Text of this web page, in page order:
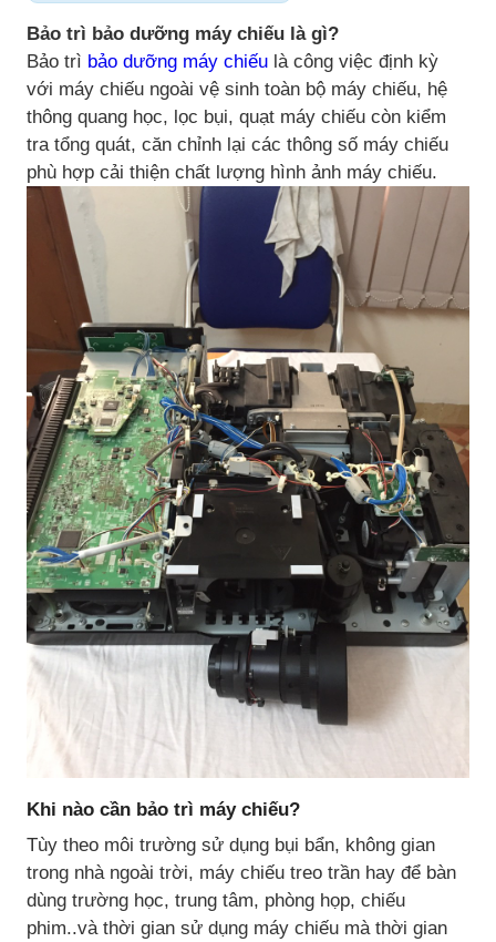
Bảo trì bảo dưỡng máy chiếu là gì?
Bảo trì bảo dưỡng máy chiếu là công việc định kỳ
với máy chiếu ngoài vệ sinh toàn bộ máy chiếu, hệ
thông quang học, lọc bụi, quạt máy chiếu còn kiểm
tra tổng quát, căn chỉnh lại các thông số máy chiếu
phù hợp cải thiện chất lượng hình ảnh máy chiếu.
Khi nào cần bảo trì máy chiếu?
Tùy theo môi trường sử dụng bụi bẩn, không gian
trong nhà ngoài trời, máy chiếu treo trần hay để bàn
dùng trường học, trung tâm, phòng họp, chiếu
phim..và thời gian sử dụng máy chiếu mà thời gian